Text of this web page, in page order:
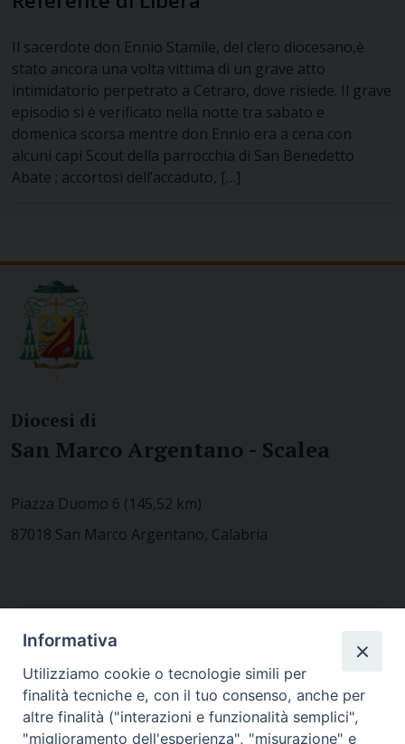
Il sacerdote don Ennio Stamile, del clero diocesano,è
stato ancora una volta vittima di un grave atto
intimidatorio perpetrato a Cetraro, dove risiede. Il grave
episodio si è verificato nella notte tra sabato e
domenica scorsa mentre don Ennio era a cena con
alcuni capi Scout della parrocchia di San Benedetto
Abate ; accortosi dell’accaduto, […]
Diocesi di
San Marco Argentano - Scalea
Piazza Duomo 6 (145,52 km)
87018 San Marco Argentano, Calabria
MODULISTICA
Informativa
Utilizziamo cookie o tecnologie simili per
finalità tecniche e, con il tuo consenso, anche per
altre finalità ("interazioni e funzionalità semplici",
"miglioramento dell'esperienza", "misurazione" e